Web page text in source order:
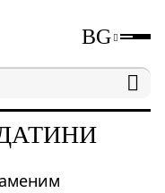
BG
Детектори за